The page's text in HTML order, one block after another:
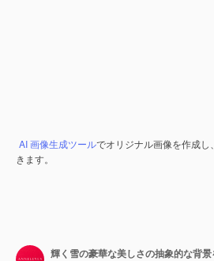
AI 画像生成ツールでオリジナル画像を作成し、
きます。